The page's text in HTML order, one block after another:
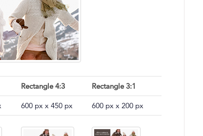
Rectangle 4:3 Rectangle 3:1
600 px x 450 px 600 px x 200 px